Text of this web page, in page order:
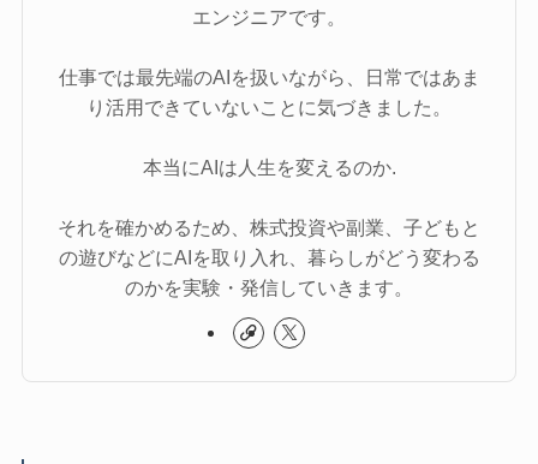
エンジニアです。
仕事では最先端のAIを扱いながら、日常ではあま
り活用できていないことに気づきました。
本当にAIは人生を変えるのか.
それを確かめるため、株式投資や副業、子どもと
の遊びなどにAIを取り入れ、暮らしがどう変わる
のかを実験・発信していきます。